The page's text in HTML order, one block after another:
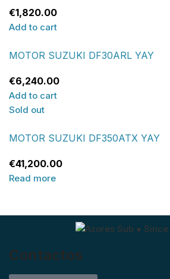
€1,820.00
Add to cart
MOTOR SUZUKI DF30ARL YAY
€6,240.00
Add to cart
Sold out
MOTOR SUZUKI DF350ATX YAY
€41,200.00
Read more
Contactos